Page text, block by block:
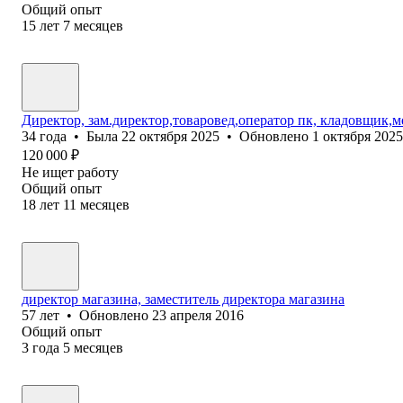
Общий опыт
15 лет 7 месяцев
Директор, зам.директор,товаровед,оператор пк,
34 года • Была 22 октября 2025 • Обновлено 1 октября 2025
120 000 ₽
Не ищет работу
Общий опыт
18 лет 11 месяцев
директор магазина, заместитель директора магазина
57 лет • Обновлено 23 апреля 2016
Общий опыт
3 года 5 месяцев